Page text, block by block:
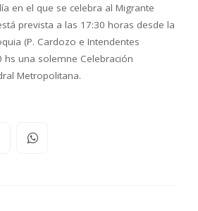
en el que se celebra al Migrante
prevista a las 17:30 horas desde la
(P. Cardozo e Intendentes
hs una solemne Celebración
Metropolitana.